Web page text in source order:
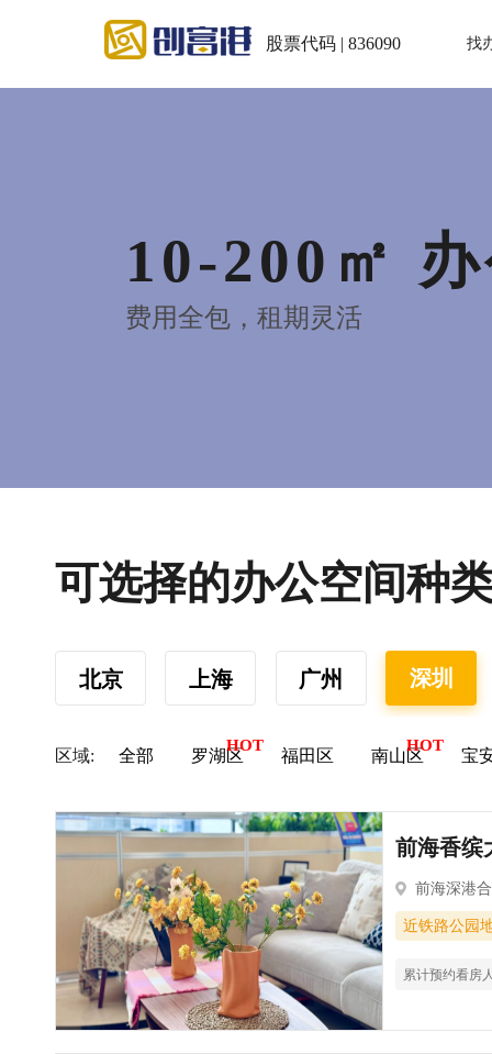
股票代码 | 836090 找
10-200㎡
费用全包，租期灵活
可选择的办公空间种
北京 上海 广州 深圳
区域: 全部 罗湖区 福田区 南山区 宝
前海香缤
前海深港
近铁路公园
累计预约看房